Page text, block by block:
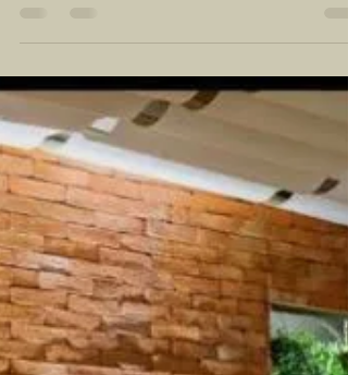
ideal para meus Tijolinhos
aparentes e Lajotas
Rústicas?
Os tijolinhos aparentes e as lajotas rústicas têm
conquistado cada vez mais espaço na decoração
interiores e exteriores. Com seu visual
aconchegante, atemporal e cheio de
esses materiais trazem um charme único para
ambientes residenciais e comerciais. No entanto,